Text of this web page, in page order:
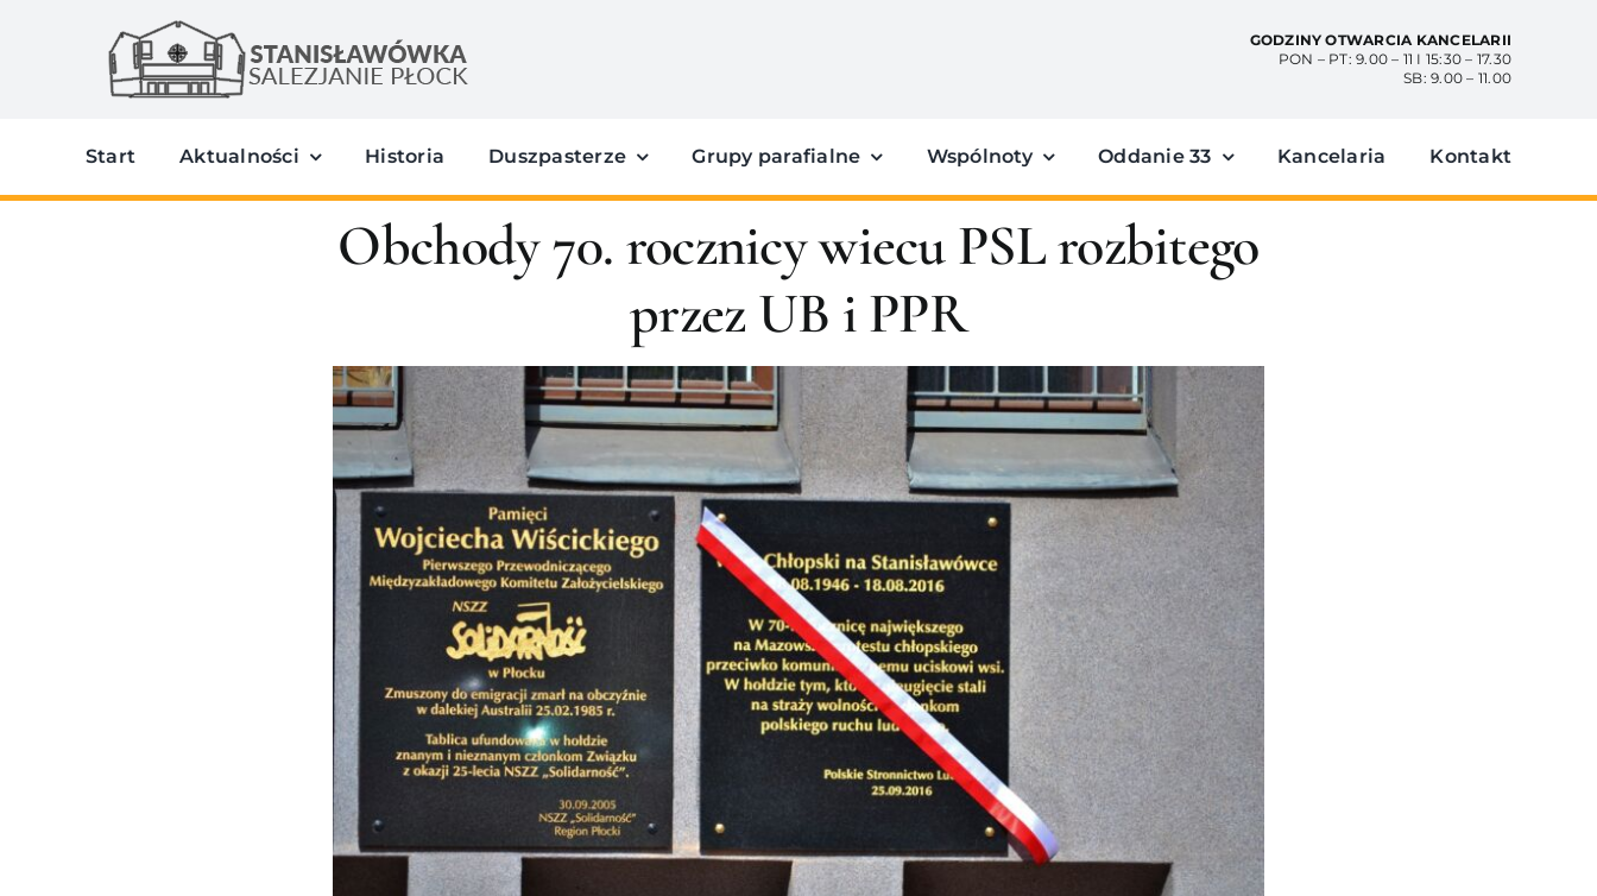
GODZINY OTWARCIA KANCELARII
PON – PT: 9.00 – 11 I 15:30 – 17.30
SB: 9.00 – 11.00
Start Aktualności Historia Duszpasterze Grupy parafialne Wspólnoty Oddanie 33 Kancelaria Kontakt
Obchody 70. rocznicy wiecu PSL rozbitego
przez UB i PPR